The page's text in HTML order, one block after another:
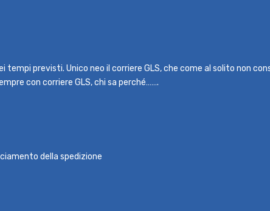
tempi previsti. Unico neo il corriere GLS, che come al solito non
con corriere GLS, chi sa perché…….
della spedizione